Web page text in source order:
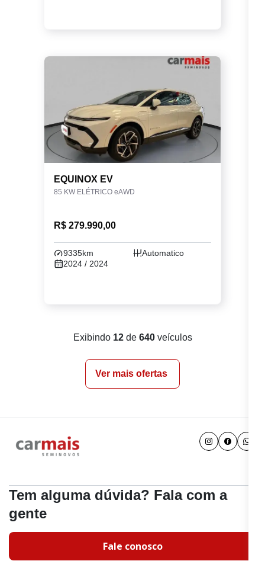
EQUINOX EV
85 KW ELÉTRICO eAWD
R$ 279.990,00
9335km
Automatico
2024 / 2024
Exibindo 12de 640veículos
Ver mais ofertas
Tem alguma dúvida? Fala com a
gente
Fale conosco